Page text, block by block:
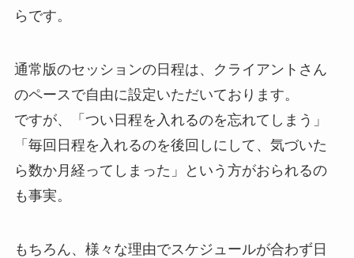
らです。
通常版のセッションの日程は、クライアントさん
のペースで自由に設定いただいております。
ですが、「つい日程を入れるのを忘れてしまう」
「毎回日程を入れるのを後回しにして、気づいた
ら数か月経ってしまった」という方がおられるの
も事実。
もちろん、様々な理由でスケジュールが合わず日